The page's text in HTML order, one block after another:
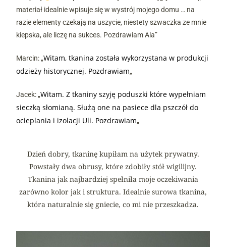
materiał idealnie wpisuje się w wystrój mojego domu … na
razie elementy czekają na uszycie, niestety szwaczka ze mnie
kiepska, ale liczę na sukces. Pozdrawiam Ala”
Marcin: „Witam, tkanina została wykorzystana w produkcji
odzieży historycznej. Pozdrawiam„
Jacek: „Witam. Z tkaniny szyję poduszki które wypełniam
sieczką słomianą. Służą one na pasiece dla pszczół do
ocieplania i izolacji Uli. Pozdrawiam„
Dzień dobry, tkaninę kupiłam na użytek prywatny.
Powstały dwa obrusy, które zdobiły stół wigilijny.
Tkanina jak najbardziej spełniła moje oczekiwania
zarówno kolor jak i struktura. Idealnie surowa tkanina,
która naturalnie się gniecie, co mi nie przeszkadza.